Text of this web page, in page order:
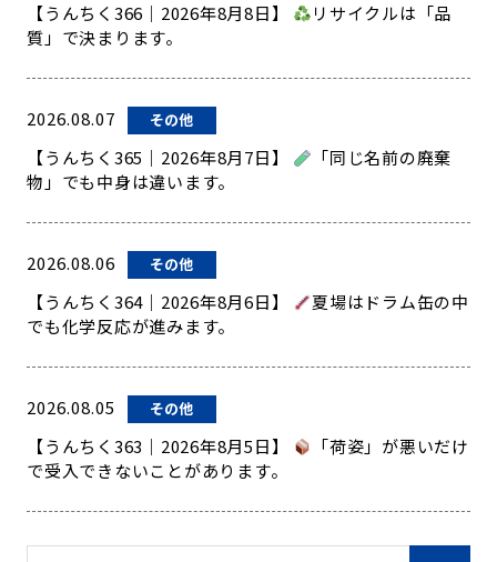
【うんちく366｜2026年8月8日】
リサイクルは「品
質」で決まります。
2026.08.07 その他
【うんちく365｜2026年8月7日】
「同じ名前の廃棄
物」でも中身は違います。
2026.08.06 その他
【うんちく364｜2026年8月6日】
夏場はドラム缶の中
でも化学反応が進みます。
2026.08.05 その他
【うんちく363｜2026年8月5日】
「荷姿」が悪いだけ
で受入できないことがあります。